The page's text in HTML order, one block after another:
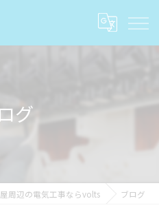
グ
周辺の電気工事ならvolts ブログ